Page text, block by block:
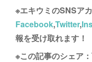
※エキウミのSNSア
Facebook,Twitter,
報を受け取れます！
※この記事のシェア